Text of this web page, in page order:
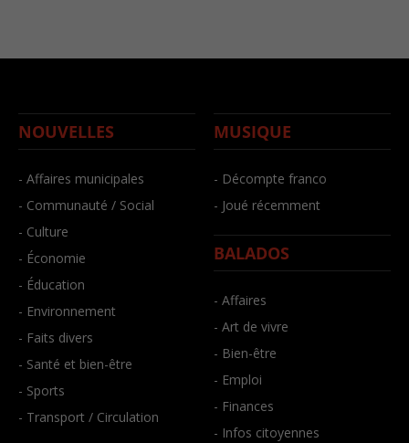
NOUVELLES
- Affaires municipales
- Communauté / Social
- Culture
- Économie
- Éducation
- Environnement
- Faits divers
- Santé et bien-être
- Sports
- Transport / Circulation
MUSIQUE
- Décompte franco
- Joué récemment
BALADOS
- Affaires
- Art de vivre
- Bien-être
- Emploi
- Finances
- Infos citoyennes